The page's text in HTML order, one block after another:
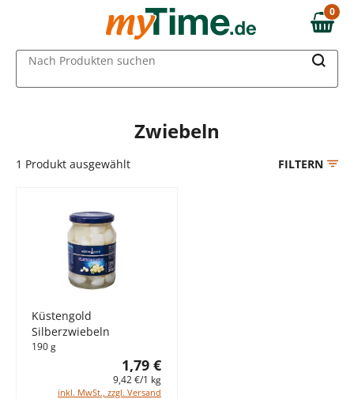
Zum Hauptinhalt springen
Zur Navigation springen
Zur Suche springen
0,00 €
0
Nach Produkten suchen
Zwiebeln
1 Produkt ausgewählt FILTERN
Küstengold
Silberzwiebeln
190 g
1,79 €
9,42 €/1 kg
inkl. MwSt., zzgl. Versand